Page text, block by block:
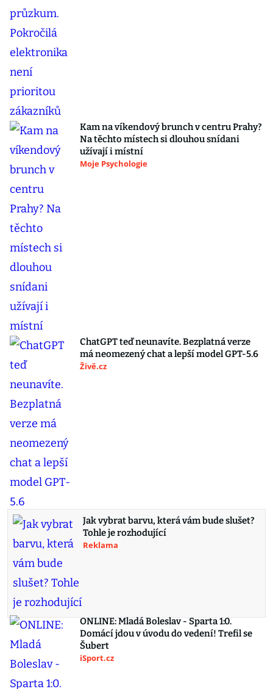
Kam na víkendový brunch v centru Prahy?
Na těchto místech si dlouhou snídani
užívají i místní
Moje Psychologie
ChatGPT teď neunavíte. Bezplatná verze
má neomezený chat a lepší model GPT-5.6
Živě.cz
Jak vybrat barvu, která vám bude slušet?
Tohle je rozhodující
Reklama
ONLINE: Mladá Boleslav - Sparta 1:0.
Domácí jdou v úvodu do vedení! Trefil se
Šubert
iSport.cz